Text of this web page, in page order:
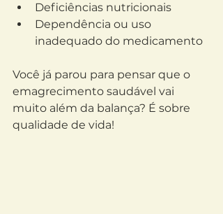
Deficiências nutricionais
Dependência ou uso
inadequado do medicamento
Você já parou para pensar que o
emagrecimento saudável vai
muito além da balança? É sobre
qualidade de vida!